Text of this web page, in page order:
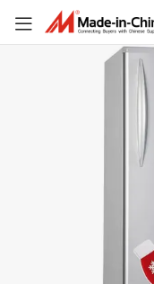
décoration de
Autocollant de